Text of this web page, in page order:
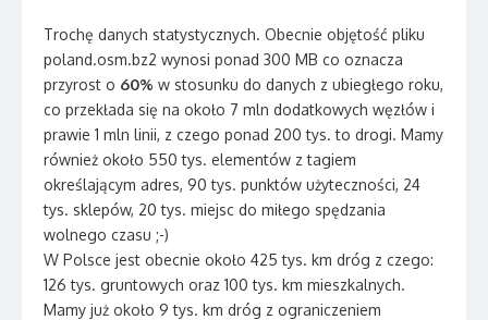
Trochę danych statystycznych. Obecnie objętość pliku
poland.osm.bz2 wynosi ponad 300 MB co oznacza
przyrost o 60% w stosunku do danych z ubiegłego roku,
co przekłada się na około 7 mln dodatkowych węzłów i
prawie 1 mln linii, z czego ponad 200 tys. to drogi. Mamy
również około 550 tys. elementów z tagiem
określającym adres, 90 tys. punktów użyteczności, 24
tys. sklepów, 20 tys. miejsc do miłego spędzania
wolnego czasu ;-)
W Polsce jest obecnie około 425 tys. km dróg z czego:
126 tys. gruntowych oraz 100 tys. km mieszkalnych.
Mamy już około 9 tys. km dróg z ograniczeniem